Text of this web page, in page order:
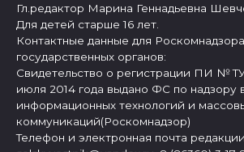
Гл.редактор Марина Геннадьевна
Для детей старше 16 лет.
Контактные данные для
государственных органов:
Свидетельство о регистрации ПИ №
июля 2014 года выдано ФС по надзору
информационных технологий и
коммуникаций(Роскомнадзор)
Телефон и электронная почта